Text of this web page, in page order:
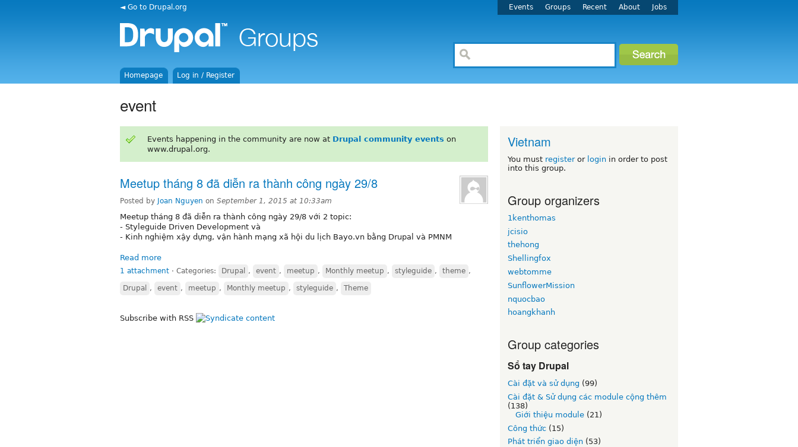
◄ Go to Drupal.org Events Groups Recent About Jobs
Homepage Log in / Register
event
Events happening in the community are now at Drupal community events on
www.drupal.org.
Meetup tháng 8 đã diễn ra thành công ngày 29/8
Posted by Joan Nguyen on September 1, 2015 at 10:33am
Meetup tháng 8 đã diễn ra thành công ngày 29/8 với 2 topic:
- Styleguide Driven Development và
- Kinh nghiệm xậy dựng, vận hành mạng xã hội du lịch Bayo.vn bằng Drupal và PMNM
Read more
1 attachment ⋅ Categories: Drupal , event , meetup , Monthly meetup , styleguide , theme ,
Drupal , event , meetup , Monthly meetup , styleguide , Theme
Subscribe with RSS
Vietnam
You must registeror login in order to post
into this group.
Group organizers
1kenthomas
jcisio
thehong
Shellingfox
webtomme
SunflowerMission
nquocbao
hoangkhanh
Group categories
Sổ tay Drupal
Cài đặt và sử dụng (99)
Cài đặt & Sử dụng các module cộng thêm
(138)
Giới thiệu module (21)
Công thức (15)
Phát triển giao diện (53)